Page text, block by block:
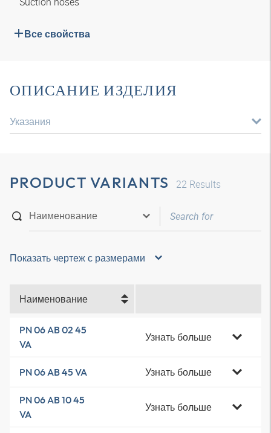
Все свойства
ОПИСАНИЕ ИЗДЕЛИЯ
Указания
PRODUCT VARIANTS 22 Results
Показать чертеж с размерами
Наименование
PN 06 AB 02 45
VA
Узнать больше
PN 06 AB 45 VA Узнать больше
PN 06 AB 10 45
VA
Узнать больше